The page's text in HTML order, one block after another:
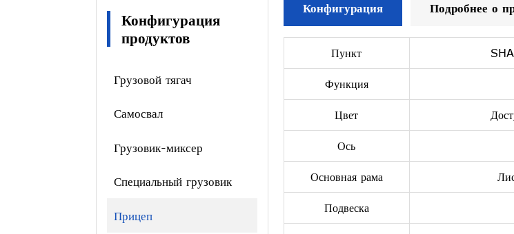
Конфигурация
продуктов
Грузовой тягач
Самосвал
Грузовик-миксер
Специальный грузовик
Прицеп
Конфигурация Подробнее о
Пункт
Функция
Цвет
Ось
Основная рама
Подвеска